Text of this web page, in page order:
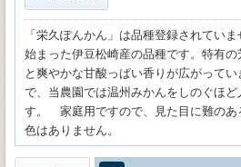
「栄久ぽんかん」は品種登録されてい
始まった伊豆松崎産の品種です。特有の
と爽やかな甘酸っぱい香りが広がって
で、当農園では温州みかんをしのぐほど
す。 家庭用ですので、見た目に難のあ
色はありません。